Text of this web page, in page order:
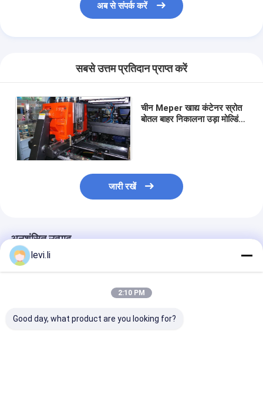
अब से संपर्क करें
सबसे उत्तम प्रतिदान प्राप्त करें
चीन Meper खाद्य कंटेनर स्रोत
बोतल बाहर निकालना उड़ा मोल्डिंग
जारी रखें
अनुशंसित उत्पाद
levi.li
2:10 PM
Good day, what product are you looking for?